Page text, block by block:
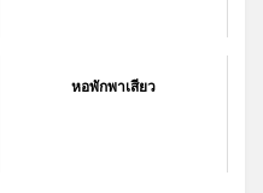
หอพักพาเสียว